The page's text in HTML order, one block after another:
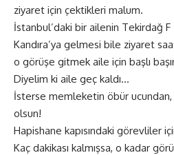
ziyaret için çektikleri malum.
İstanbul’daki bir ailenin Tekirdağ
Kandıra’ya gelmesi bile ziyaret
o görüşe gitmek aile için başlı
Diyelim ki aile geç kaldı…
İsterse memleketin öbür ucundan,
olsun!
Hapishane kapısındaki görevliler
Kaç dakikası kalmışsa, o kadar